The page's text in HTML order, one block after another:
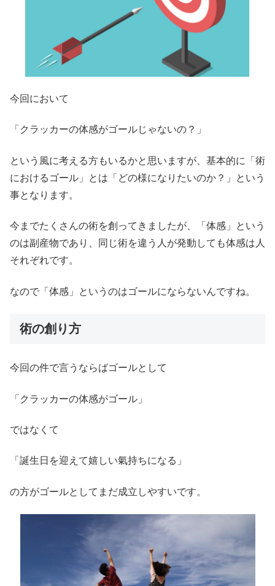
今回において
「クラッカーの体感がゴールじゃないの？」
という風に考える方もいるかと思いますが、基本的に「術
におけるゴール」とは「どの様になりたいのか？」という
事となります。
今までたくさんの術を創ってきましたが、「体感」という
のは副産物であり、同じ術を違う人が発動しても体感は人
それぞれです。
なので「体感」というのはゴールにならないんですね。
術の創り方
今回の件で言うならばゴールとして
「クラッカーの体感がゴール」
ではなくて
「誕生日を迎えて嬉しい氣持ちになる」
の方がゴールとしてまだ成立しやすいです。